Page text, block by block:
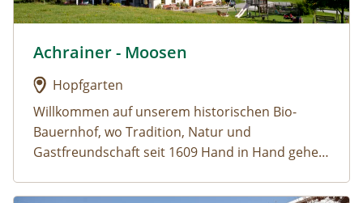
Urlaub am Bauernhof: Achrainer - Moosen
Achrainer - Moosen
Hopfgarten
Willkommen auf unserem historischen Bio-
Bauernhof, wo Tradition, Natur und
Gastfreundschaft seit 1609 Hand in Hand gehen.
Tiroler Alpen zu bewirtschaften und unsere
Salve“